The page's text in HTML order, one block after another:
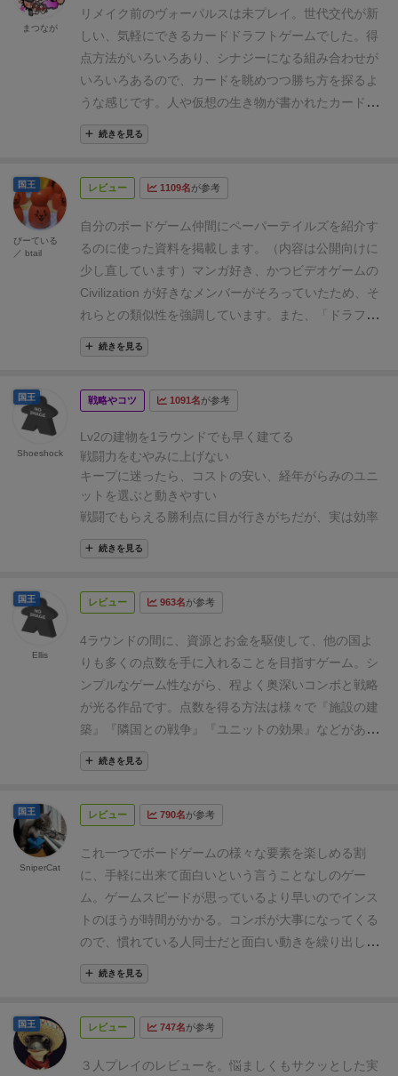
リメイク前のヴォーパルスは未プレイ。世代交代が新
しい、気軽にできるカードドラフトゲームでした。得
点方法がいろいろあり、シナジーになる組み合わせが
いろいろあるので、カードを眺めつつ勝ち方を探るよ
うな感じです。
人や仮想の生き物が書かれたカードが
配られます。
果が書かれています。攻撃というか、戦争フェーズで
で、破壊のようなことはないです。
２に建てます。
その後、建物を建てることもできま
す。建物はみんな共通。２段階あります。以上の一通
りの処理が終わったら、カードに経年トークンが乗
り、基本的には２個乗ったら寿命で死んでしまいま
す。。 勝ち方がいろいろあって、戦争で毎回勝って勝
利点を貯めたり、特殊なカードの組み合わせで勝った
しは、不死鳥のようなカードを使い、経年トークンが
得点になるカードだったので、他のカードの効果で経
年トークンを集めまくって得点しました！
ですし、ギスギスしなさそうなのですが、けっこう差
が出るのでカードドラフト初心者の導入作品というよ
りかはカードドラフト好きな人同士で遊んだほうがい
いかも
続きを見る
まつなが
レビュー 1109名が参考
自分のボードゲーム仲間にペーパーテイルズを紹介す
るのに使った資料を掲載します。（内容は公開向けに
少し直しています） マンガ好き、かつビデオゲームの
Civilization が好きなメンバーがそろっていたため、そ
れらとの類似性を強調しています。
また、「ドラフト
ゲーム」として紹介されることが多い本作ですが、今
回の紹介相手はそもそも「ドラフト」を知らなったた
フトについても資料4ページ目で触れています）
続きを見る
国王
びーている
／ btail
戦略やコツ 1091名が参考
Lv2の建物を1ラウンドでも早く建てる
戦闘力をむやみに上げない
キープに迷ったら、コストの安い、経年がらみのユニ
ットを選ぶと動きやすい
戦闘でもらえる勝利点に目が行きがちだが、実は効率
よく戦闘で勝つのはかなり難しい。
が何をピックしたのかを予想できるだけのカード知
ーなど、稼げば稼いだだけ点数になる資源と違って、
増えるわけじゃないから。戦争に勝っても、無駄に強
くしてしまった分のカードや金を使って、他のプレイ
ヤーは点数を稼いでいることになる。 また、戦力の高
いカードを流したとしても、2つとなりのプレイヤー
に渡る分には自分には何のデメリットもない。 「戦争
に全勝する」ことは目標にすべきではない。
ミングで点数を稼ぐことが同じくらい、それ以上に大
事。基本的に鉱石の点数効率がいちばんいいので（基
本セットでは）、鉱石戦術を常に狙いつつ、戦争＆食
料は2番手の選択肢と考えるべき。自分が鉱石戦術に
行けなかった時も、無理せず鉱石ユニットをカットで
きるときはそれを考えたい。 レリックや邪神は例外的
に最強パターンがありうるので、建物を無視して特化
してもいい。
すいので、逆に3・4ラウンド目で設置して割に合うパ
続きを見る
国王
Shoeshock
レビュー 963名が参考
4ラウンドの間に、資源とお金を駆使して、他の国よ
りも多くの点数を手に入れることを目指すゲーム。
シ
ンプルなゲーム性ながら、程よく奥深いコンボと戦略
が光る作品です。
点数を得る方法は様々で『施設の建
築』『隣国との戦争』『ユニットの効果』などがあり
ます。この『ユニット』を上手く配置し、いくつかの
ユニットの効果でシナジーを生み出すと、多くの得点
られますが、その内1枚を手札にし、残りを他のプレ
り「今回はこのユニットを活用しよう」「他のプレイ
ヤーにこのユニットを回したくないから確保しよう」
といった、戦略とプレイングの幅が生まれてきます。
毎ゲームで最初に配られるユニットが変わるので、毎
回の戦略を考えるのがとても楽しいです。 手に入れた
ユニットは資源を生み出したり、戦争で役立つ戦闘力
つのユニットをどう配置するかによって、生み出され
る戦闘力が変わってくるので、程よく頭を悩ませる要
素になっています。 ユニットを配置した後は『隣国と
続きを見る
国王
Ellis
レビュー 790名が参考
これ一つでボードゲームの様々な要素を楽しめる割
に、手軽に出来て面白いという言うことなしのゲー
ム。 ゲームスピードが思っているより早いのでインス
トのほうが時間がかかる。
コンボが大事になってくる
ので、慣れている人同士だと面白い動きを繰り出し合
って白熱したバトルが出来ます。
ベテランの差が顕著に出るのでそこら辺のバランス感
続きを見る
国王
SniperCat
レビュー 747名が参考
３人プレイのレビューを。悩ましくもサクッとした実
国王